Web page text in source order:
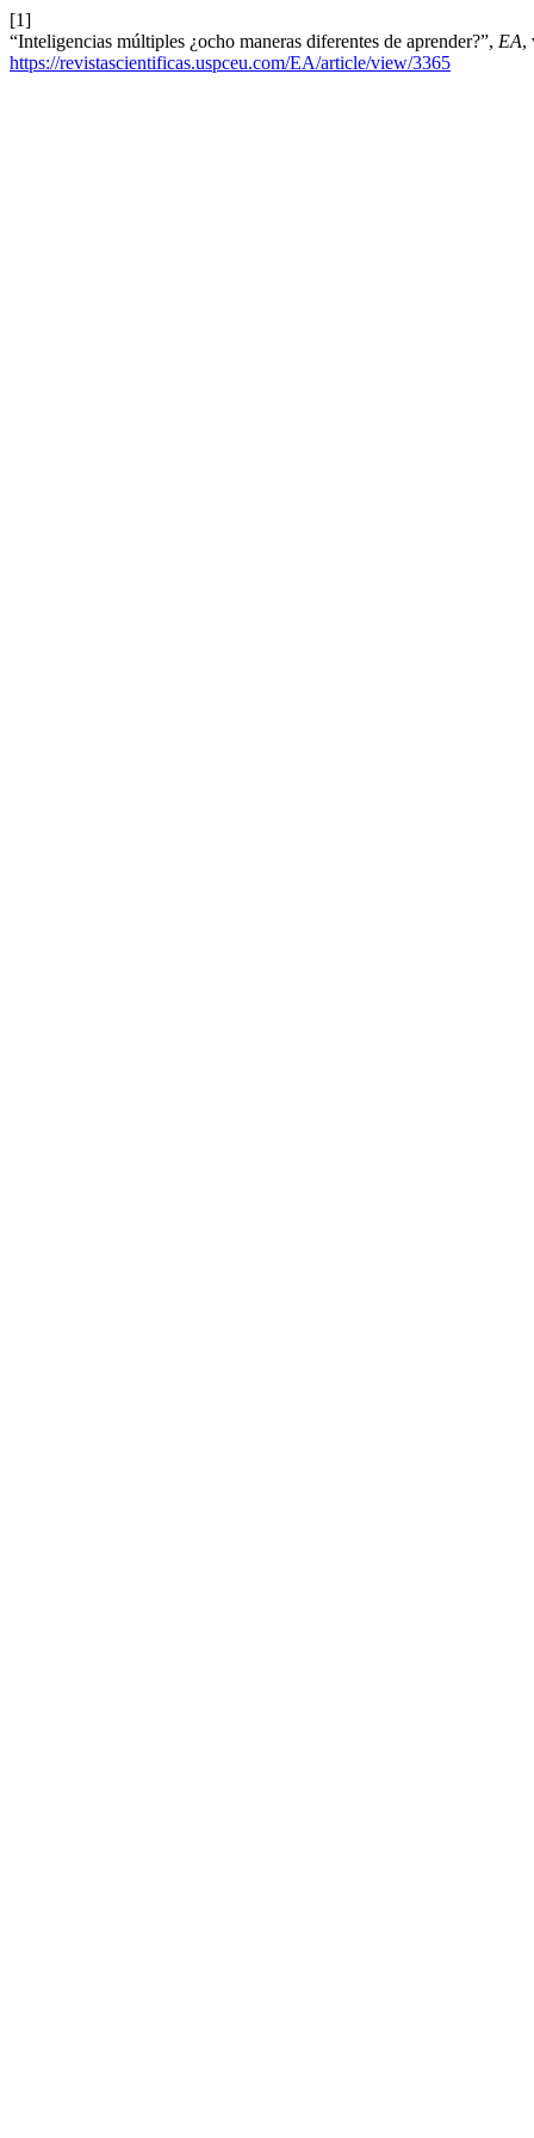
[1]
“Inteligencias múltiples ¿ocho maneras diferentes de aprender?”, EA,
https://revistascientificas.uspceu.com/EA/article/view/3365